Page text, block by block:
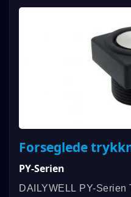
Forseglede
PY-Serien
DAILYWELL PY-Serien